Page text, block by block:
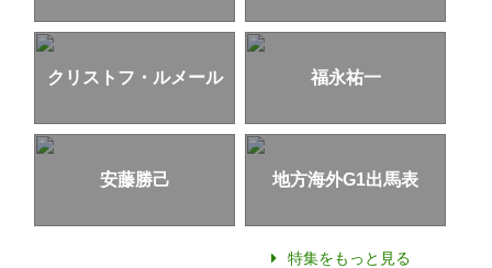
クリストフ・ルメール 福永祐一
安藤勝己 地方海外G1出馬表
特集をもっと見る